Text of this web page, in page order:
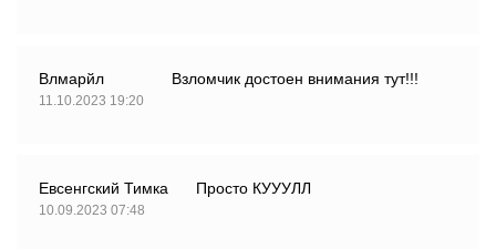
Влмарйл
11.10.2023 19:20
Взломчик достоен внимания тут!!!
Евсенгский Тимка
10.09.2023 07:48
Просто КУУУЛЛ